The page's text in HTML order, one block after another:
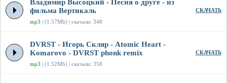
Владимир Высоцкий - Песня о друге - из
фильма Вертикаль
mp3 | (1.57Mb) | скачали: 348
СКАЧАТЬ
DVRST - Игорь Скляр - Atomic Heart -
Komarovo - DVRST phonk remix
mp3 | (1.52Mb) | скачали: 358
СКАЧАТЬ